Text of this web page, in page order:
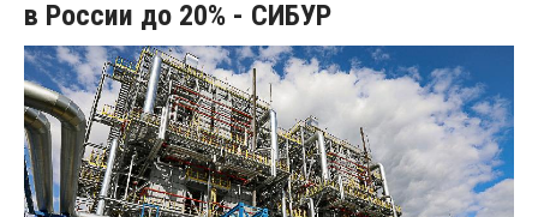
в России до 20% - СИБУР